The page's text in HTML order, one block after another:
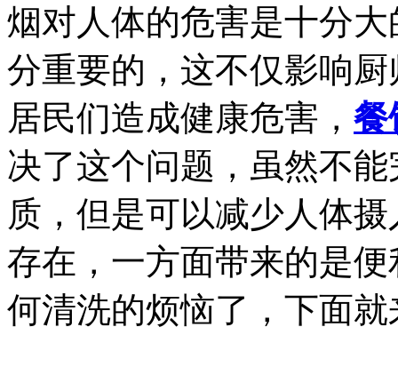
烟对人体的危害是十分
分重要的，这不仅影响
居民们造成健康危害， 餐
决了这个问题，虽然不
质，但是可以减少人体
存在，一方面带来的是
何清洗的烦恼了，下面